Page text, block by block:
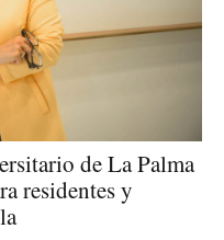
de La Palma
residentes y